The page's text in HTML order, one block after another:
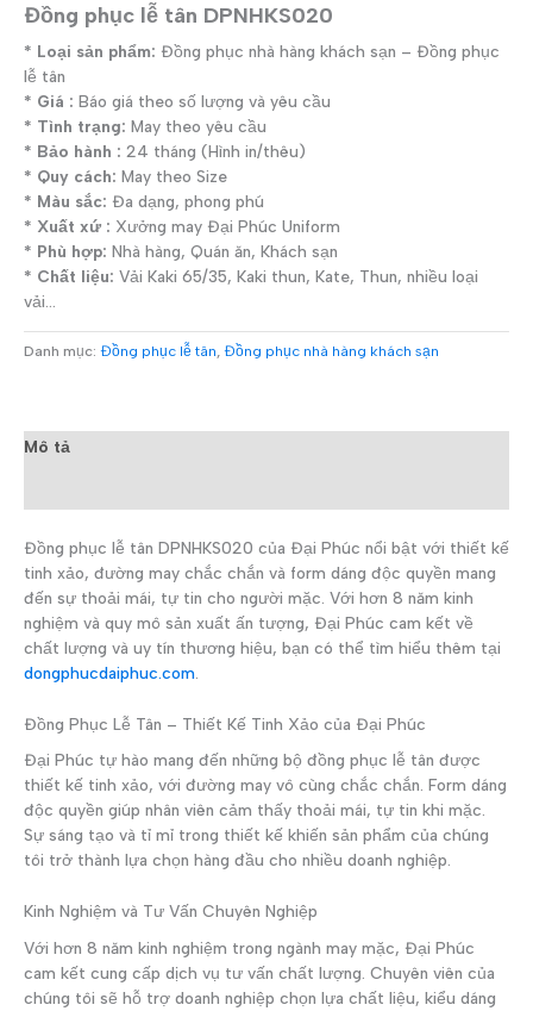
Đồng phục lễ tân DPNHKS020
* Loại sản phẩm: Đồng phục nhà hàng khách sạn – Đồng phục
lễ tân
* Giá : Báo giá theo số lượng và yêu cầu
* Tình trạng: May theo yêu cầu
* Bảo hành : 24 tháng (Hình in/thêu)
* Quy cách: May theo Size
* Màu sắc: Đa dạng, phong phú
* Xuất xứ : Xưởng may Đại Phúc Uniform
* Phù hợp: Nhà hàng, Quán ăn, Khách sạn
* Chất liệu: Vải Kaki 65/35, Kaki thun, Kate, Thun, nhiều loại
vải…
Danh mục: Đồng phục lễ tân Đồng phục nhà hàng khách sạn
Mô tả
Đồng phục lễ tân DPNHKS020 của Đại Phúc nổi bật với thiết kế
tinh xảo, đường may chắc chắn và form dáng độc quyền mang
đến sự thoải mái, tự tin cho người mặc. Với hơn 8 năm kinh
nghiệm và quy mô sản xuất ấn tượng, Đại Phúc cam kết về
chất lượng và uy tín thương hiệu, bạn có thể tìm hiểu thêm tại
dongphucdaiphuc.com
Đồng Phục Lễ Tân – Thiết Kế Tinh Xảo của Đại Phúc
Đại Phúc tự hào mang đến những bộ đồng phục lễ tân được
thiết kế tinh xảo, với đường may vô cùng chắc chắn. Form dáng
độc quyền giúp nhân viên cảm thấy thoải mái, tự tin khi mặc.
Sự sáng tạo và tỉ mỉ trong thiết kế khiến sản phẩm của chúng
tôi trở thành lựa chọn hàng đầu cho nhiều doanh nghiệp.
Kinh Nghiệm và Tư Vấn Chuyên Nghiệp
Với hơn 8 năm kinh nghiệm trong ngành may mặc, Đại Phúc
cam kết cung cấp dịch vụ tư vấn chất lượng. Chuyên viên của
chúng tôi sẽ hỗ trợ doanh nghiệp chọn lựa chất liệu, kiểu dáng